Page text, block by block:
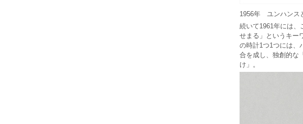
1956年 ユンハンス
続いて1961年には、
せまる」というキ
の時計1つ1つには、
合を成し、独創的な
け」。